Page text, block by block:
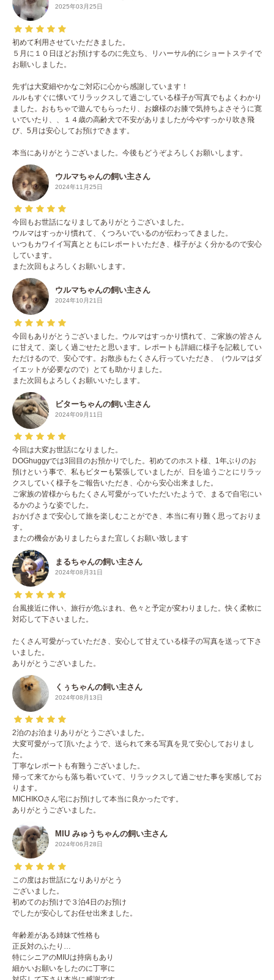
2025年03月25日
初めて利用させていただきました。
５月に１０日ほどお預けするのに先立ち、リハーサル的にショートステイで
お願いしました。
先ずは大変細やかなご対応に心から感謝しています！
ルルもすぐに懐いてリラックスして過ごしている様子が写真でもよくわかり
ました。おもちゃで遊んでもらったり、お嬢様のお膝で気持ちよさそうに寛
いでいたり、、１４歳の高齢犬で不安がありましたが今やすっかり吹き飛
び、5月は安心してお預けできます。
本当にありがとうございました。今後もどうぞよろしくお願いします。
ウルマちゃんの飼い主さん
2024年11月25日
今回もお世話になりましてありがとうございました。
ウルマはすっかり慣れて、くつろいでいるのが伝わってきました。
いつもカワイイ写真とともにレポートいただき、様子がよく分かるので安心
しています。
また次回もよろしくお願いします。
ウルマちゃんの飼い主さん
2024年10月21日
今回もありがとうございました。ウルマはすっかり慣れて、ご家族の皆さん
に甘えて、楽しく過ごせたと思います。レポートも詳細に様子を記載してい
ただけるので、安心です。お散歩もたくさん行っていただき、（ウルマはダ
イエットが必要なので）とても助かりました。
また次回もよろしくお願いいたします。
ビターちゃんの飼い主さん
2024年09月11日
今回は大変お世話になりました。
DOGhuggyでは3回目のお預かりでした。初めてのホスト様、1年ぶりのお
預けという事で、私もビターも緊張していましたが、日を追うごとにリラッ
クスしていく様子をご報告いただき、心から安心出来ました。
ご家族の皆様からもたくさん可愛がっていただいたようで、まるで自宅にい
るかのような姿でした。
おかげさまで安心して旅を楽しむことができ、本当に有り難く思っておりま
す。
またの機会がありましたらまた宜しくお願い致します
まるちゃんの飼い主さん
2024年08月31日
台風接近に伴い、旅行が危ぶまれ、色々と予定が変わりました。快く柔軟に
対応して下さいました。
たくさん可愛がっていただき、安心して甘えている様子の写真を送って下さ
いました。
ありがとうございました。
くぅちゃんの飼い主さん
2024年08月13日
2泊のお泊まりありがとうございました。
大変可愛がって頂いたようで、送られて来る写真を見て安心しておりまし
た。
丁寧なレポートも有難うございました。
帰って来てからも落ち着いていて、リラックスして過ごせた事を実感してお
ります。
MICHIKOさん宅にお預けして本当に良かったです。
ありがとうございました。
MIU みゅうちゃんの飼い主さん
2024年06月28日
この度はお世話になりありがとう
ございました。
初めてのお預けで３泊4日のお預け
でしたが安心してお任せ出来ました。
年齢差がある姉妹で性格も
正反対のふたり…
特にシニアのMIUは持病もあり
細かいお願いをしたのに丁寧に